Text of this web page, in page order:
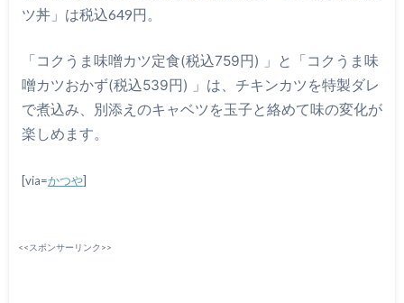
ツ丼」は税込649円。
「コクうま味噌カツ定食(税込759円) 」と「コクうま味
噌カツおかず(税込539円) 」は、チキンカツを特製ダレ
で煮込み、別添えのキャベツを玉子と絡めて味の変化が
楽しめます。
[via=かつや]
<<スポンサーリンク>>